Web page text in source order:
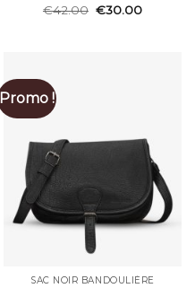
€42.00 €30.00
Promo !
SAC NOIR BANDOULIÈRE